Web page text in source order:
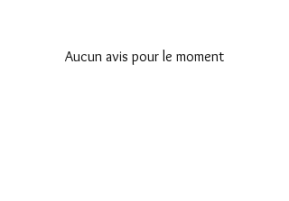
Aucun avis pour le moment